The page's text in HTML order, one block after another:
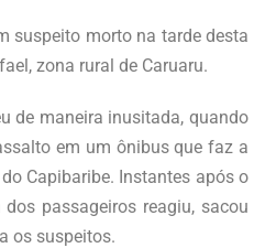
suspeito morto na tarde desta
zona rural de Caruaru.
de maneira inusitada, quando
em um ônibus que faz a
Capibaribe. Instantes após o
passageiros reagiu, sacou
os suspeitos.